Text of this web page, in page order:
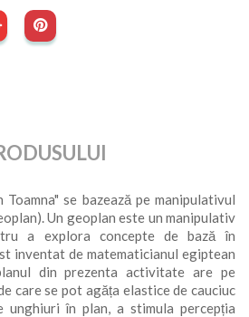
se bazează pe manipulativul
Un geoplan este un manipulativ
a explora concepte de bază în
inventat de matematicianul egiptean
din prezenta activitate are pe
care se pot agăța elastice de cauciuc
unghiuri în plan, a stimula percepția